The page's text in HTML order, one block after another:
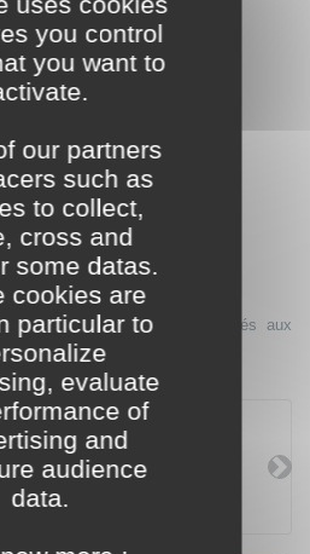
planètes et éléments associés aux
2032
Mercure
Eau
you control
you want to
our partners
such as
to collect,
cross and
some datas.
cookies are
particular to
evaluate
of
and
audience
data.